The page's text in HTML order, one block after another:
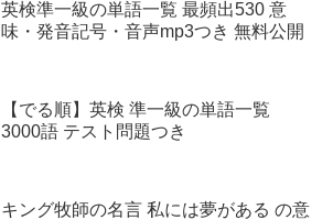
英検準一級の単語一覧 最頻出530 意
味・発音記号・音声mp3つき 無料公開
【でる順】英検 準一級の単語一覧
3000語 テスト問題つき
キング牧師の名言 私には夢がある の意